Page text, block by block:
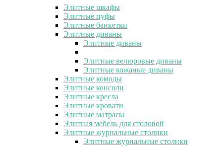
Элитные шкафы
Элитные пуфы
Элитные банкетки
Элитные диваны
Элитные диваны
Элитные велюровые диваны
Элитные кожаные диваны
Элитные комоды
Элитные консоли
Элитные кресла
Элитные кровати
Элитные матрасы
Элитная мебель для столовой
Элитные журнальные столики
Элитные журнальные столики